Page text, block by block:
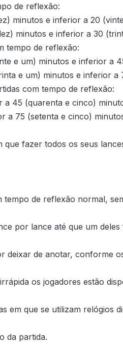
de reflexão:
tempo de reflexão:
com tempo de reflexão:
que fazer todos os seus
tempo de reflexão normal,
por lance até que um
deixar de anotar, conforme
os jogadores estão
em que se utilizam relógios
da partida.